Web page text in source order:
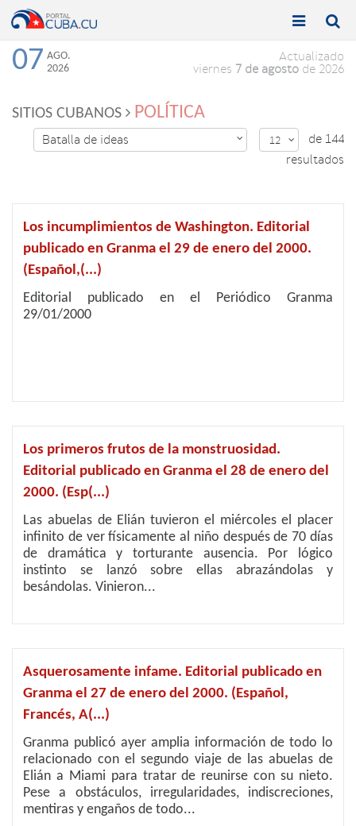
Toggle

Toggle

07 AGO.
2026
Actualizado
viernes 7 de agosto de 2026
SITIOS CUBANOS POLÍTICA
Batalla de ideas  12 
de 144
resultados
Los incumplimientos de Washington. Editorial
publicado en Granma el 29 de enero del 2000.
(Español,(...)
Editorial publicado en el Periódico Granma
29/01/2000
Los primeros frutos de la monstruosidad.
Editorial publicado en Granma el 28 de enero del
2000. (Esp(...)
Las abuelas de Elián tuvieron el miércoles el placer
infinito de ver físicamente al niño después de 70 días
de dramática y torturante ausencia. Por lógico
instinto se lanzó sobre ellas abrazándolas y
besándolas. Vinieron...
Asquerosamente infame. Editorial publicado en
Granma el 27 de enero del 2000. (Español,
Francés, A(...)
Granma publicó ayer amplia información de todo lo
relacionado con el segundo viaje de las abuelas de
Elián a Miami para tratar de reunirse con su nieto.
Pese a obstáculos, irregularidades, indiscreciones,
mentiras y engaños de todo...